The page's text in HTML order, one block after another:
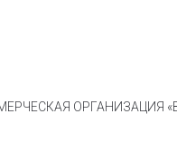
ОРГАНИЗАЦИЯ